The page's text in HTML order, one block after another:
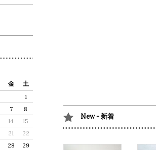
New - 新着
金
土
1
7
8
14
15
21
22
28
29